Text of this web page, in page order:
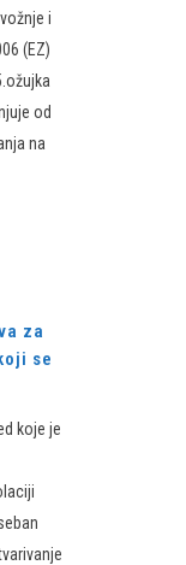
i
(EZ)
od
na
za
se
koje je